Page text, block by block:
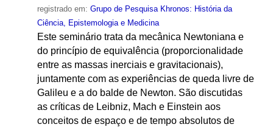
registrado em: Grupo de Pesquisa Khronos: História da
Ciência, Epistemologia e Medicina
Este seminário trata da mecânica Newtoniana e
do princípio de equivalência (proporcionalidade
entre as massas inerciais e gravitacionais),
juntamente com as experiências de queda livre de
Galileu e a do balde de Newton. São discutidas
as críticas de Leibniz, Mach e Einstein aos
conceitos de espaço e de tempo absolutos de